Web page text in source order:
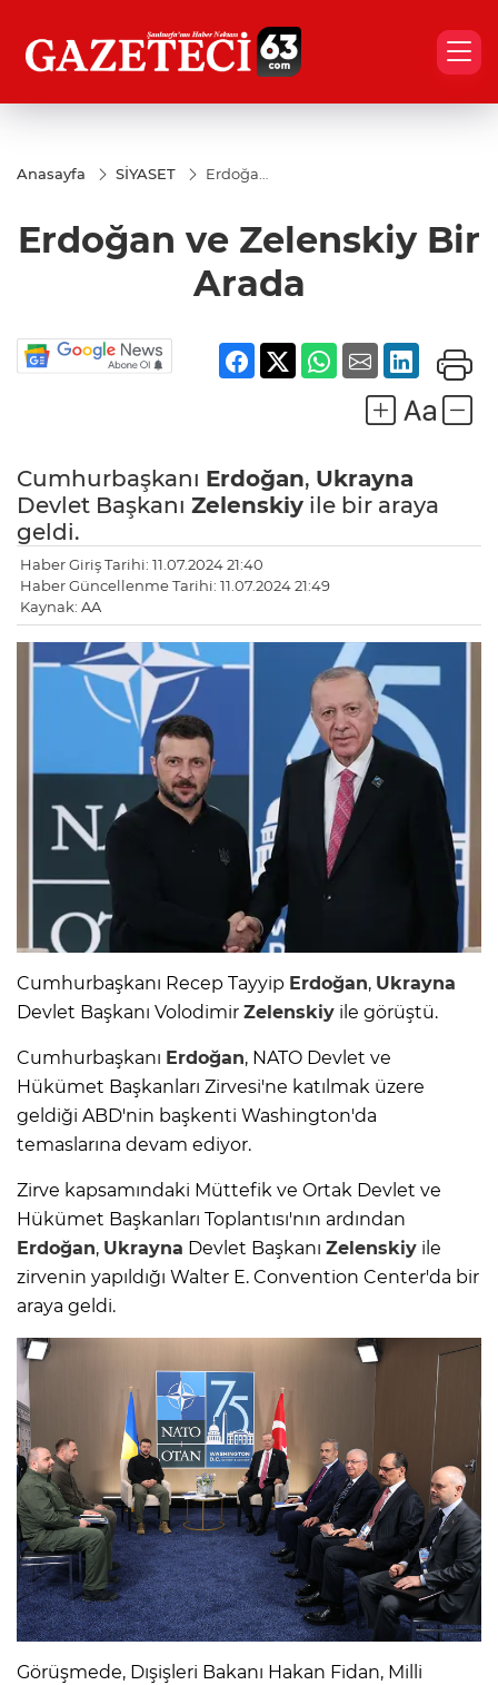
Anasayfa SİYASET
Erdoğan
Bir Arada
Erdoğan ve Zelenskiy Bir
Arada
Cumhurbaşkanı Erdoğan, Ukrayna
Devlet Başkanı Zelenskiy ile bir araya
geldi.
Haber Giriş Tarihi: 11.07.2024 21:40
Haber Güncellenme Tarihi: 11.07.2024 21:49
Kaynak: AA
Cumhurbaşkanı Recep Tayyip Erdoğan, Ukrayna
Devlet Başkanı Volodimir Zelenskiy ile görüştü.
Cumhurbaşkanı Erdoğan, NATO Devlet ve
Hükümet Başkanları Zirvesi'ne katılmak üzere
geldiği ABD'nin başkenti Washington'da
temaslarına devam ediyor.
Zirve kapsamındaki Müttefik ve Ortak Devlet ve
Hükümet Başkanları Toplantısı'nın ardından
Erdoğan, Ukrayna Devlet Başkanı Zelenskiy ile
zirvenin yapıldığı Walter E. Convention Center'da bir
araya geldi.
Görüşmede, Dışişleri Bakanı Hakan Fidan, Milli